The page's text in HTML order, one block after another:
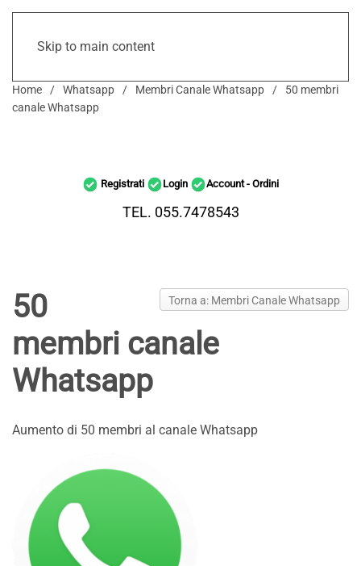
Skip to main content
Home Whatsapp Membri Canale Whatsapp
50 membri
canale Whatsapp
Registrati Login Account - Ordini
TEL. 055.7478543
Torna a: Membri Canale Whatsapp
50
membri canale
Whatsapp
Aumento di 50 membri al canale Whatsapp